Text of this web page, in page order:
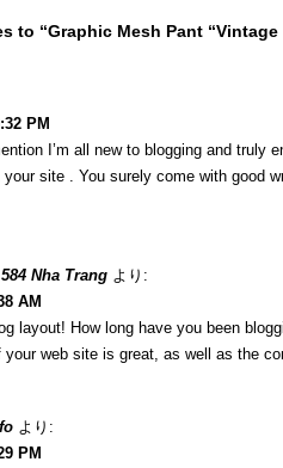
to “Graphic Mesh Pant “Vintage
PM
I’m all new to blogging and truly
your site . You surely come with good
Nha Trang より:
AM
layout! How long have you been
your web site is great, as well as the
より:
PM